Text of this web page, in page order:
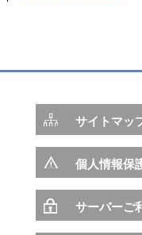
サイトマッ
個人情報保
サーバーご